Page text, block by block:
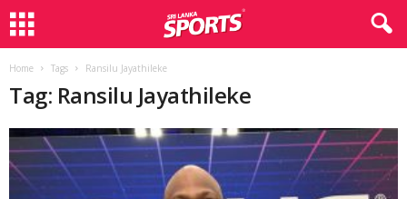
Home Tags Ransilu Jayathileke
Tag: Ransilu Jayathileke